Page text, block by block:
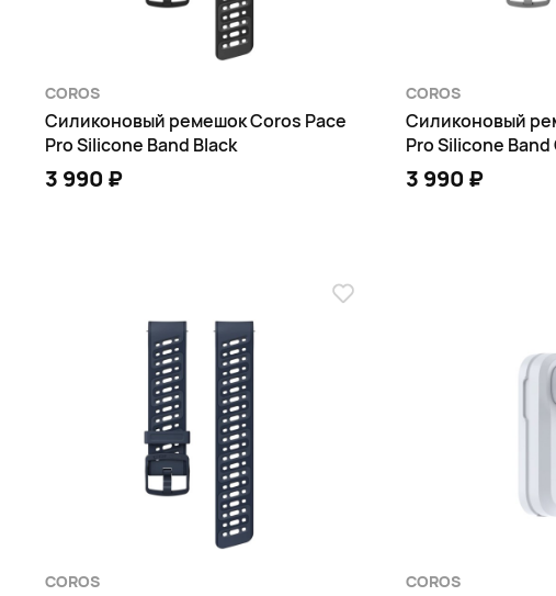
COROS
Силиконовый ремешок Coros Pace
Pro Silicone Band Black
3 990 ₽
COROS
Силиконовый
Pro Silicone Band
3 990 ₽
COROS COROS